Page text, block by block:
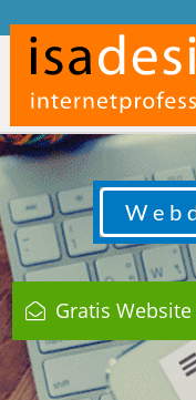
Gratis